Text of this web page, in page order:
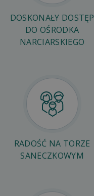
DOSKONAŁY DOSTĘP
DO OŚRODKA
NARCIARSKIEGO
RADOŚĆ NA TORZE
SANECZKOWYM